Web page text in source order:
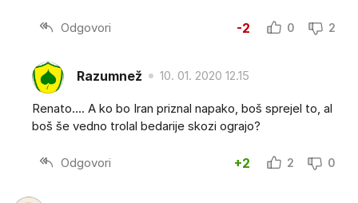
Odgovori -2 0 2
Razumnež 10. 01. 2020 12.15
Renato.... A ko bo Iran priznal napako, boš sprejel to, al
boš še vedno trolal bedarije skozi ograjo?
Odgovori +2 2 0